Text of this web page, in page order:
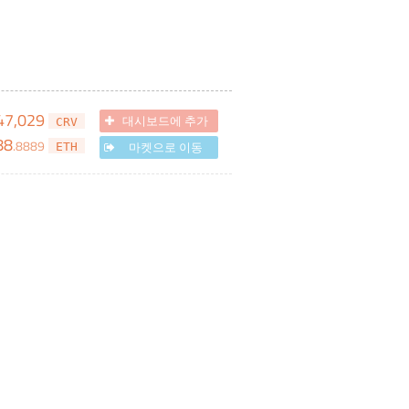
CRV
.8889 ETH
대시보드에 추가
마켓으로 이동